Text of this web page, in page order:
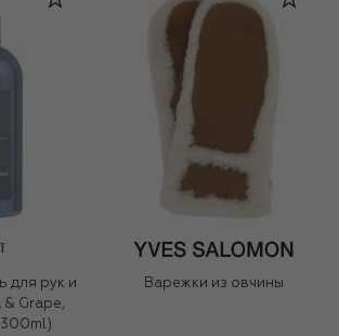
для рук и
& Grape,
Варежки из овчины